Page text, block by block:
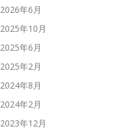
2026年6月
2025年10月
2025年6月
2025年2月
2024年8月
2024年2月
2023年12月